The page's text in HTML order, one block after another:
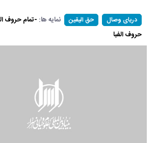
دریای وصال حق الیقین نمایه ها: -تمام حروف
حروف الفبا